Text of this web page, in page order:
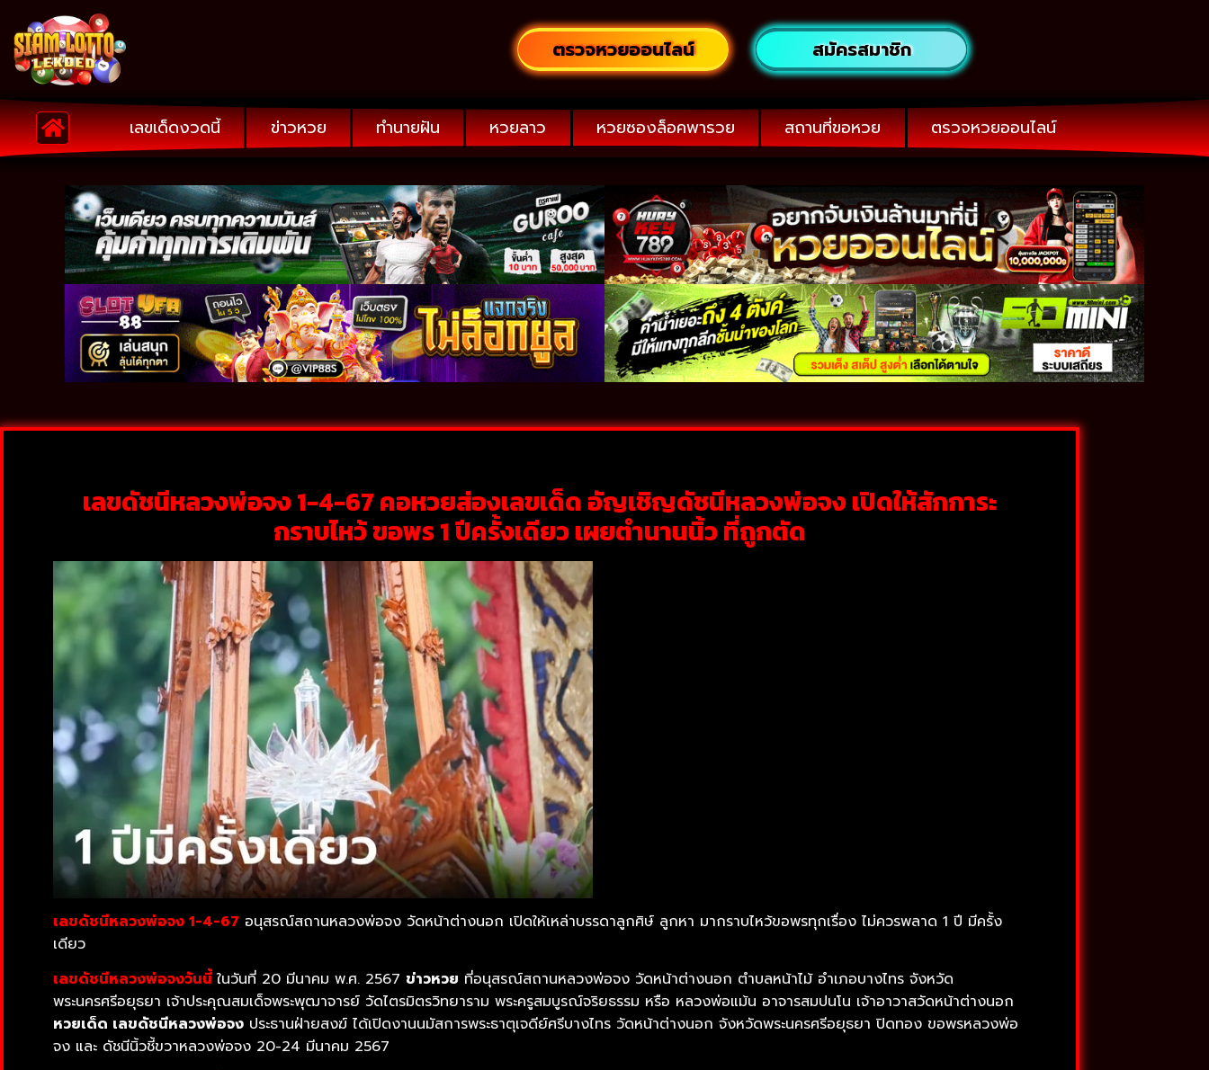
ตรวจหวยออนไลน์ สมัครสมาชิก
เลขเด็ดงวดนี้ ข่าวหวย ทำนายฝัน หวยลาว หวยซองล็อคพารวย สถานที่ขอหวย ตรวจหวยออนไลน์
เลขดัชนีหลวงพ่อจง 1-4-67 คอหวยส่องเลขเด็ด อัญเชิญดัชนีหลวงพ่อจง เปิดให้สักการะ
กราบไหว้ ขอพร 1 ปีครั้งเดียว เผยตำนานนิ้ว ที่ถูกตัด
เลขดัชนีหลวงพ่อจง 1-4-67 อนุสรณ์สถานหลวงพ่อจง วัดหน้าต่างนอก เปิดให้เหล่าบรรดาลูกศิษ์ ลูกหา มากราบไหว้ขอพรทุกเรื่อง ไม่ควรพลาด 1 ปี มีครั้ง
เดียว
เลขดัชนีหลวงพ่อจงวันนี้ในวันที่ 20 มีนาคม พ.ศ. 2567 ข่าวหวย ที่อนุสรณ์สถานหลวงพ่อจง วัดหน้าต่างนอก ตำบลหน้าไม้ อำเภอบางไทร จังหวัด
พระนครศรีอยุธยา เจ้าประคุณสมเด็จพระพุฒาจารย์ วัดไตรมิตรวิทยาราม พระครูสมบูรณ์จริยธรรม หรือ หลวงพ่อแม้น อาจารสมปนโน เจ้าอาวาสวัดหน้าต่างนอก
หวยเด็ด เลขดัชนีหลวงพ่อจง ประธานฝ่ายสงฆ์ ได้เปิดงานนมัสการพระธาตุเจดีย์ศรีบางไทร วัดหน้าต่างนอก จังหวัดพระนครศรีอยุธยา ปิดทอง ขอพรหลวงพ่อ
จง และ ดัชนีนิ้วชี้ขวาหลวงพ่อจง 20-24 มีนาคม 2567